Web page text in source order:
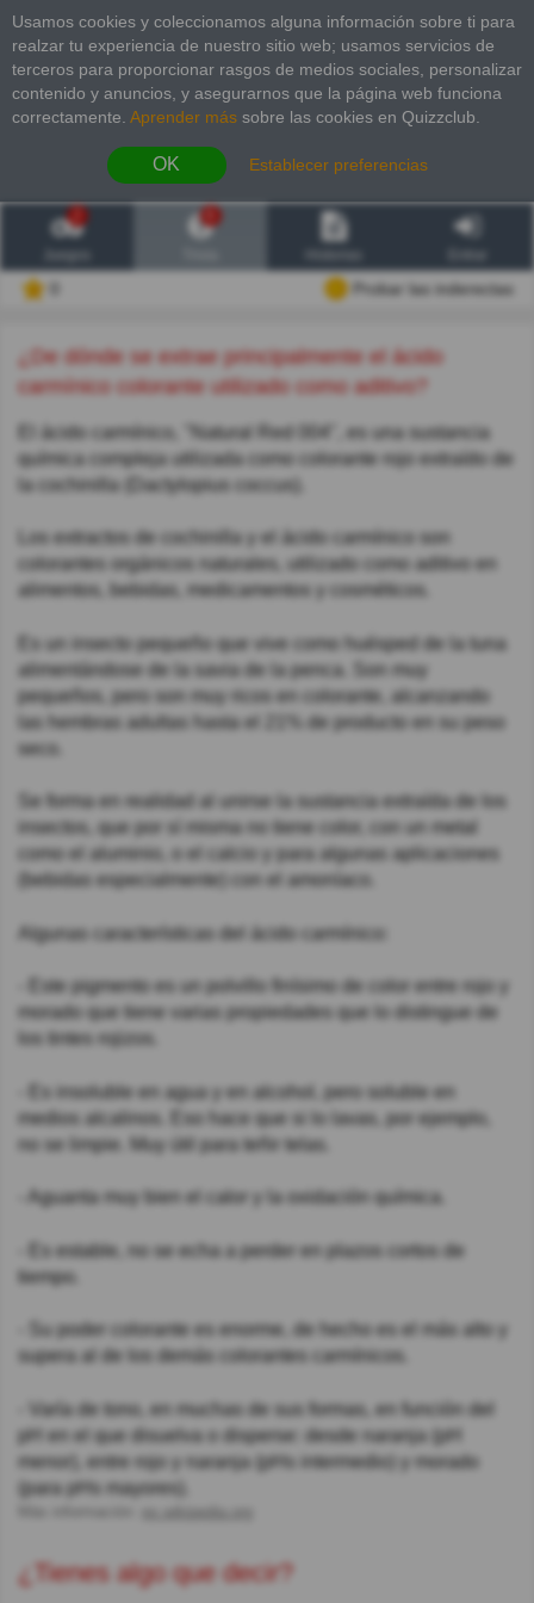
Usamos cookies y coleccionamos alguna información sobre ti para
realzar tu experiencia de nuestro sitio web; usamos servicios de
terceros para proporcionar rasgos de medios sociales, personalizar
contenido y anuncios, y asegurarnos que la página web funciona
correctamente. Aprender más sobre las cookies en Quizzclub.
OK Establecer preferencias
2
Probar las inderectas
¿De dónde se extrae principalmente el ácido
carmínico colorante utilizado como aditivo?
El ácido carmínico, "Natural Red 004", es una sustancia
química compleja utilizada como colorante rojo extraído de
la cochinilla (Dactylopius coccus).
Los extractos de cochinilla y el ácido carmínico son
colorantes orgánicos naturales, utilizado como aditivo en
alimentos, bebidas, medicamentos y cosméticos.
Es un insecto pequeño que vive como huésped de la tuna
alimentándose de la savia de la penca. Son muy
pequeños, pero son muy ricos en colorante, alcanzando
las hembras adultas hasta el 21% de producto en su peso
seco.
Se forma en realidad al unirse la sustancia extraída de los
insectos, que por sí misma no tiene color, con un metal
como el aluminio, o el calcio y para algunas aplicaciones
(bebidas especialmente) con el amoníaco.
Algunas características del ácido carmínico:
- Este pigmento es un polvillo finísimo de color entre rojo y
morado que tiene varias propiedades que lo distingue de
los tintes rojizos.
- Es insoluble en agua y en alcohol, pero soluble en
medios alcalinos. Eso hace que si lo lavas, por ejemplo,
no se limpie. Muy útil para teñir telas.
- Aguanta muy bien el calor y la oxidación química.
- Es estable, no se echa a perder en plazos cortos de
tiempo.
- Su poder colorante es enorme, de hecho es el más alto y
supera al de los demás colorantes carmínicos.
- Varía de tono, en muchas de sus formas, en función del
pH en el que disuelva o disperse: desde naranja (pH
menor), entre rojo y naranja (pHs intermedio) y morado
(para pHs mayores).
es.wikipedia.org
¿Tienes algo que decir?